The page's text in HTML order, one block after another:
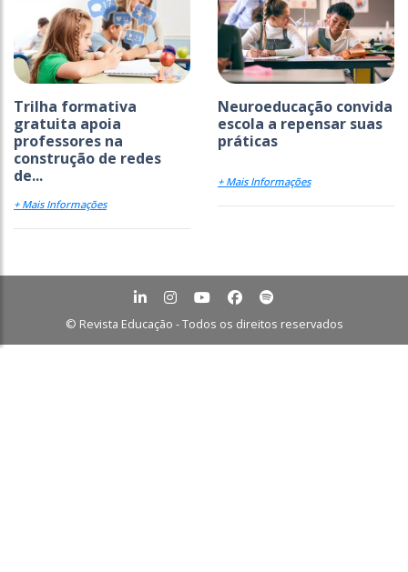
Trilha formativa
gratuita apoia
professores na
construção de redes
de...
+ Mais Informações
Neuroeducação convida
escola a repensar suas
práticas
+ Mais Informações
© Revista Educação - Todos os direitos reservados